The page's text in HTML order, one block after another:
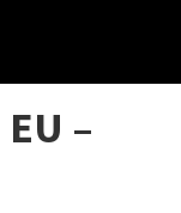
–